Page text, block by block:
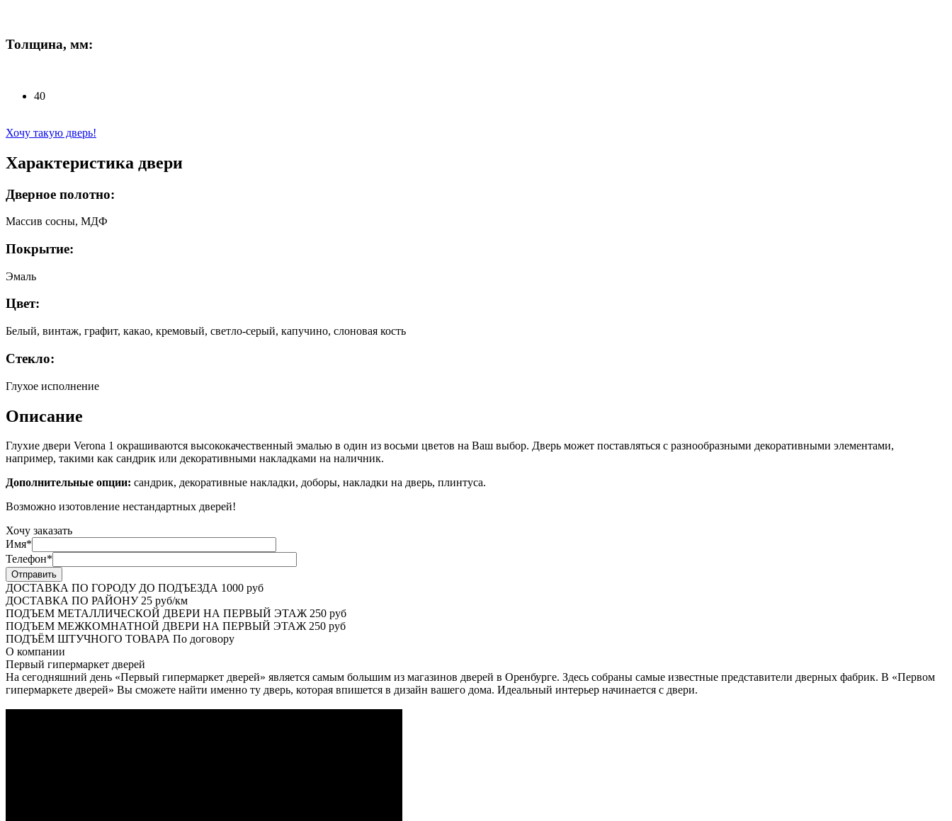
Толщина, мм:
40
Хочу такую дверь!
Характеристика двери
Дверное полотно:
Массив сосны, МДФ
Покрытие:
Эмаль
Цвет:
Белый, винтаж, графит, какао, кремовый, светло-серый, капучино, слоновая кость
Стекло:
Глухое исполнение
Описание
Глухие двери Verona 1 окрашиваются высококачественный эмалью в один из восьми цветов на Ваш выбор. Дверь может поставляться с разнообразными декоративными элементами,
например, такими как сандрик или декоративными накладками на наличник.
Дополнительные опции: сандрик, декоративные накладки, доборы, накладки на дверь, плинтуса.
Возможно изотовление нестандартных дверей!
Хочу заказать
Имя*
Телефон*
ДОСТАВКА ПО ГОРОДУ ДО ПОДЪЕЗДА 1000 руб
ДОСТАВКА ПО РАЙОНУ25 руб/км
ПОДЪЕМ МЕТАЛЛИЧЕСКОЙ ДВЕРИ НА ПЕРВЫЙ ЭТАЖ250 руб
ПОДЪЕМ МЕЖКОМНАТНОЙ ДВЕРИ НА ПЕРВЫЙ ЭТАЖ250 руб
ПОДЪЁМ ШТУЧНОГО ТОВАРА По договору
О компании
Первый гипермаркет дверей
На сегодняшний день «Первый гипермаркет дверей» является самым большим из магазинов дверей в Оренбурге. Здесь собраны самые известные представители дверных фабрик. В «Первом
гипермаркете дверей» Вы сможете найти именно ту дверь, которая впишется в дизайн вашего дома. Идеальный интерьер начинается с двери.